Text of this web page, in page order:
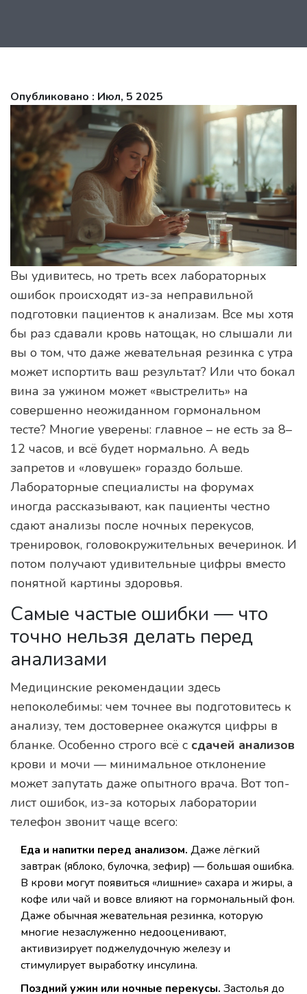
Опубликовано : Июл, 5 2025
Вы удивитесь, но треть всех лабораторных
ошибок происходят из-за неправильной
подготовки пациентов к анализам. Все мы хотя
бы раз сдавали кровь натощак, но слышали ли
вы о том, что даже жевательная резинка с утра
может испортить ваш результат? Или что бокал
вина за ужином может «выстрелить» на
совершенно неожиданном гормональном
тесте? Многие уверены: главное – не есть за 8–
12 часов, и всё будет нормально. А ведь
запретов и «ловушек» гораздо больше.
Лабораторные специалисты на форумах
иногда рассказывают, как пациенты честно
сдают анализы после ночных перекусов,
тренировок, головокружительных вечеринок. И
потом получают удивительные цифры вместо
понятной картины здоровья.
Самые частые ошибки — что
точно нельзя делать перед
анализами
Медицинские рекомендации здесь
непоколебимы: чем точнее вы подготовитесь к
анализу, тем достовернее окажутся цифры в
бланке. Особенно строго всё с сдачей анализов
крови и мочи — минимальное отклонение
может запутать даже опытного врача. Вот топ-
лист ошибок, из-за которых лаборатории
телефон звонит чаще всего:
Еда и напитки перед анализом. Даже лёгкий
завтрак (яблоко, булочка, зефир) — большая ошибка.
В крови могут появиться «лишние» сахара и жиры, а
кофе или чай и вовсе влияют на гормональный фон.
Даже обычная жевательная резинка, которую
многие незаслуженно недооценивают,
активизирует поджелудочную железу и
стимулирует выработку инсулина.
Поздний ужин или ночные перекусы. Застолья до